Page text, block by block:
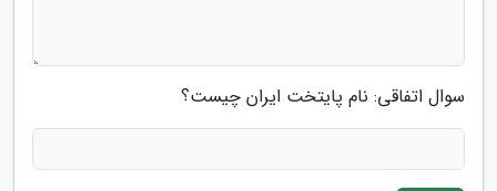
سوال اتفاقی: نام پایتخت ایران چیست؟